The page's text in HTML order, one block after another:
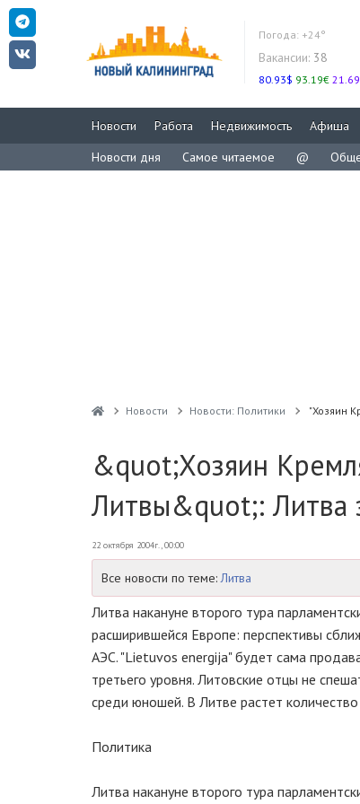
Погода: +24°
Вакансии: 38
80.93$ 93.19€
Новости Работа Недвижимость Афиша
Новости дня
Самое читаемое @
Новости Новости: Политики "Хозяин
&quot;Хозяин
Литвы&quot;: Литва
22 октября 2004г., 00:00
Все новости по теме:Литва
Литва накануне второго тура
расширившейся Европе: перспективы
АЭС. "Lietuvos energija" будет сама
третьего уровня. Литовские отцы не
среди юношей. В Литве растет
Политика
Литва накануне второго тура